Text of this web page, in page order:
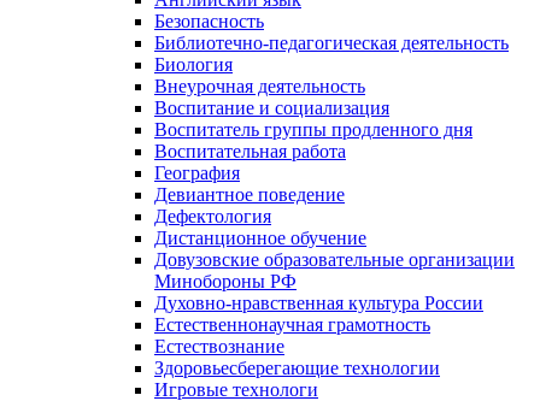
Безопасность
Библиотечно-педагогическая деятельность
Биология
Внеурочная деятельность
Воспитание и социализация
Воспитатель группы продленного дня
Воспитательная работа
География
Девиантное поведение
Дефектология
Дистанционное обучение
Довузовские образовательные организации
Минобороны РФ
Духовно‑нравственная культура России
Естественнонаучная грамотность
Естествознание
Здоровьесберегающие технологии
Игровые технологи